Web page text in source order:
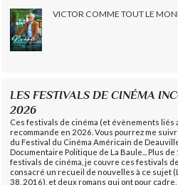
VICTOR COMME TOUT LE
LES FESTIVALS DE CINÉMA
2026
Ces festivals de cinéma (et évènements liés
recommande en 2026. Vous pourrez me
du Festival du Cinéma Américain de
Documentaire Politique de La Baule... Plus
festivals de cinéma, je couvre ces festivals
consacré un recueil de nouvelles à ce sujet
38, 2016), et deux romans qui ont pour